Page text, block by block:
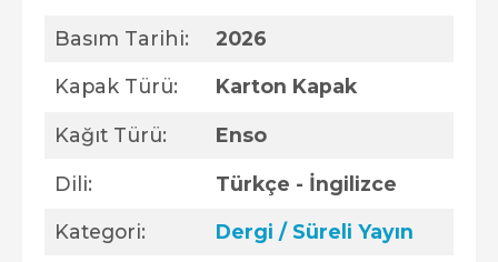
Basım Tarihi: 2026
Kapak Türü: Karton Kapak
Kağıt Türü: Enso
Dili: Türkçe - İngilizce
Kategori: Dergi / Süreli Yayın